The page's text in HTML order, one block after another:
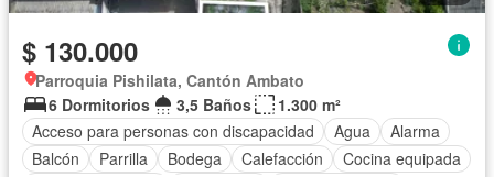
$ 130.000
Parroquia Pishilata, Cantón Ambato
6 Dormitorios
3,5 Baños
1.300 m²
Acceso para personas con discapacidad
Agua
Alarma
Balcón
Parrilla Bodega Calefacción
Cocina equipada